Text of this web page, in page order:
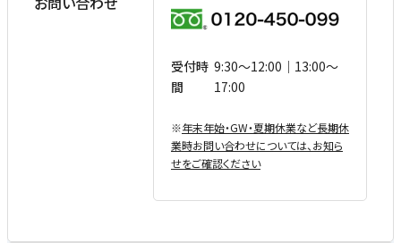
受付時
間
9:30〜12:00｜13:00〜
17:00
※年末年始・GW・夏期休業など⻑期休
業時お問い合わせについては、お知ら
せをご確認ください